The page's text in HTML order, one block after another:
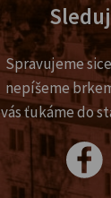
Spravujeme
nepíšeme
vás ťukáme do